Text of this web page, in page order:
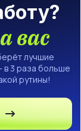
вас
лучшие
в 3 раза больше
рутины!